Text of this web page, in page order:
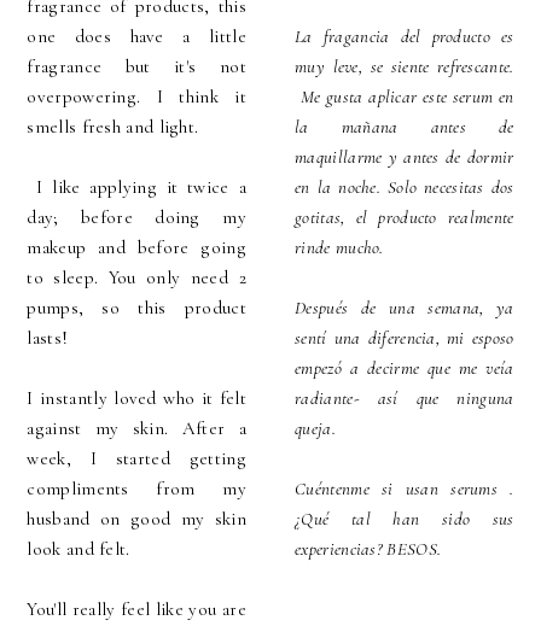
fragrance of products, this
one does have a little
fragrance but it's not
overpowering. I think it
smells fresh and light.
I like applying it twice a
day; before doing my
makeup and before going
to sleep. You only need 2
pumps, so this product
lasts!
I instantly loved who it felt
against my skin. After a
week, I started getting
compliments from my
husband on good my skin
look and felt.
You'll really feel like you are
La fragancia del producto es
muy leve, se siente refrescante.
Me gusta aplicar este serum en
la mañana antes de
maquillarme y antes de dormir
en la noche. Solo necesitas dos
gotitas, el producto realmente
rinde mucho.
Después de una semana, ya
sentí una diferencia, mi esposo
empezó a decirme que me veía
radiante- así que ninguna
queja.
Cuéntenme si usan serums .
¿Qué tal han sido sus
experiencias? BESOS.